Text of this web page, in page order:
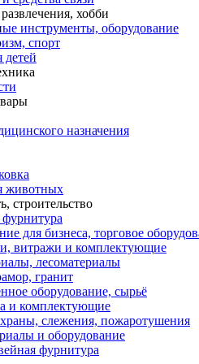
хобби
инструменты, оборудование
спорт
детей
назначения
животных
строительство
для бизнеса, торговое
витражи и комплектующие
лесоматериалы
гранит
оборудование, сырьё
и комплектующие
слежения, пожаротушения
и оборудование
фурнитура